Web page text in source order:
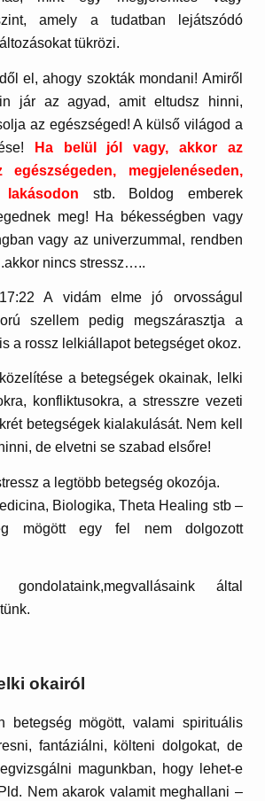
amely a tudatban lejátszódó
tükrözi.
el, ahogy szokták mondani! Amiről
jár az agyad, amit eltudsz hinni,
az egészséged! A külső világod a
Ha belül jól vagy, akkor az
megjelenéseden,
lakásodon
stb. Boldog emberek
meg! Ha békességben vagy
vagy az univerzummal, rendben
nincs stressz…..
A vidám elme jó orvosságul
szellem pedig megszárasztja a
a rossz lelkiállapot betegséget okoz.
a betegségek okainak, lelki
konfliktusokra, a stresszre vezeti
betegségek kialakulását. Nem kell
de elvetni se szabad elsőre!
a legtöbb betegség okozója.
Biologika, Theta Healing stb –
mögött egy fel nem dolgozott
által
okairól
betegség mögött, valami spirituális
fantáziálni, költeni dolgokat, de
magunkban, hogy lehet-e
Nem akarok valamit meghallani –